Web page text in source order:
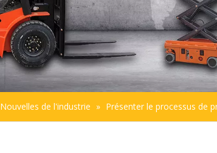
Empileur
Transpalette
Plateforme de travail
Chariot élévateur
Nouvelles de l'industrie » Présenter le processus de